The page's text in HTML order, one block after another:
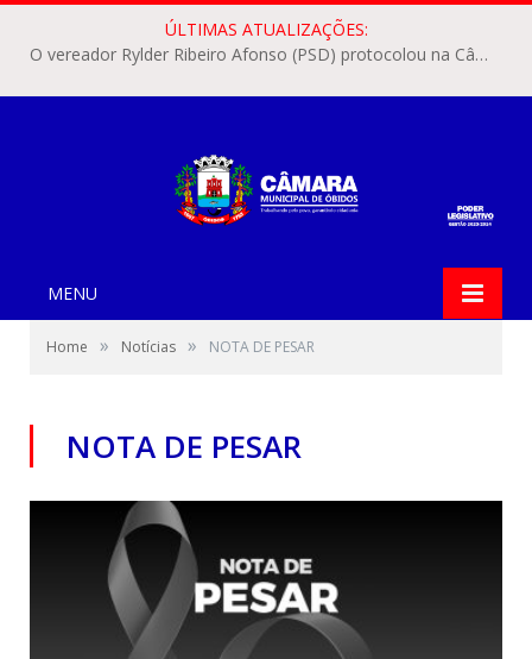
ÚLTIMAS ATUALIZAÇÕES:
O vereador Rylder Ribeiro Afonso (PSD) protocolou na Câmara Municipal de Óbidos o Requerimento nº 346/2026.
MENU
Home » Notícias » NOTA DE PESAR
NOTA DE PESAR